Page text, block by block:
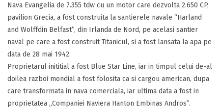
Nava Evangelia de 7.355 tdw cu un motor care dezvolta 2.650 CP,
pavilion Grecia, a fost construita la santierele navale “Harland
and Wolffdin Belfast”, din Irlanda de Nord, pe acelasi santier
naval pe care a fost construit Titanicul, si a fost lansata la apa pe
data de 28 mai 1942.
Proprietarul inititial a fost Blue Star Line, iar in timpul celui de-al
doilea razboi mondial a fost folosita ca si cargou american, dupa
care transformata in nava comerciala, iar ultima data a fost in
proprietatea „Companiei Naviera Hanton Embinas Andros”.